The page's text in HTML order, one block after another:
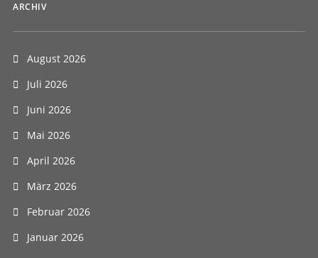
ARCHIV
August 2026
Juli 2026
Juni 2026
Mai 2026
April 2026
März 2026
Februar 2026
Januar 2026